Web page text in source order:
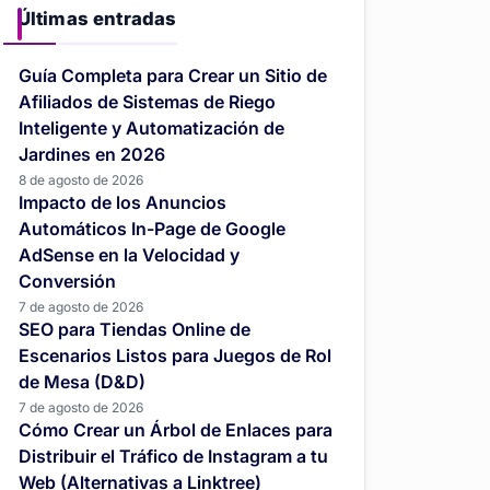
Últimas entradas
Guía Completa para Crear un Sitio de
Afiliados de Sistemas de Riego
Inteligente y Automatización de
Jardines en 2026
8 de agosto de 2026
Impacto de los Anuncios
Automáticos In-Page de Google
AdSense en la Velocidad y
Conversión
7 de agosto de 2026
SEO para Tiendas Online de
Escenarios Listos para Juegos de Rol
de Mesa (D&D)
7 de agosto de 2026
Cómo Crear un Árbol de Enlaces para
Distribuir el Tráfico de Instagram a tu
Web (Alternativas a Linktree)